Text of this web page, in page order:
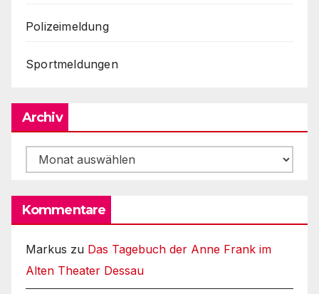
Polizeimeldung
Sportmeldungen
Archiv
Archiv
Kommentare
Markus zu Das Tagebuch der Anne Frank im
Alten Theater Dessau